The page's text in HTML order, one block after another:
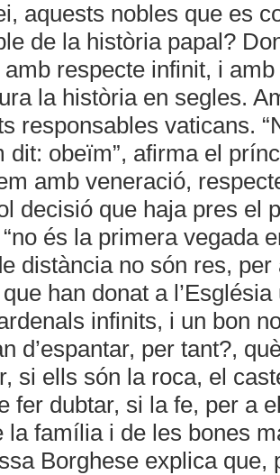
aquests nobles que es
de la història papal?
amb respecte infinit, i
la història en segles.
responsables vaticans.
dit: obeïm”, afirma el
amb veneració,
decisió que haja pres el
és la primera vegada
distància no són res,
han donat a
infinits, i un bon
d’espantar, per tant?,
si ells són la roca, el
fer dubtar, si la fe, per a
la família i de les bones
Borghese explica que,